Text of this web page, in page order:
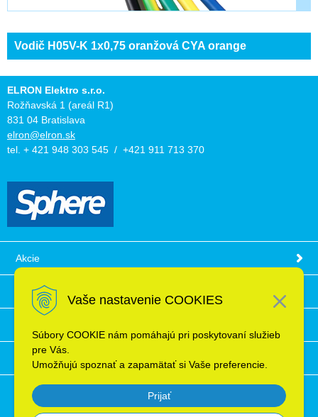
Vaše nastavenie COOKIES
Súbory COOKIE nám pomáhajú pri poskytovaní služieb
pre Vás.
Umožňujú spoznať a zapamätať si Vaše preferencie.
Prijať
Vodič H05V-K 1x0,75 oranžová CYA orange
ELRON Elektro s.r.o.
Rožňavská 1 (areál R1)
831 04 Bratislava
elron@elron.sk
tel. + 421 948 303 545 / +421 911 713 370
Akcie
Obchodné podmienky
Ochrana osobných údajov